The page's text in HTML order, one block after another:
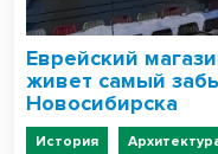
Еврейский
живет самый
Новосибирска
История